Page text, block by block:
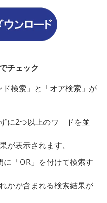
チェック
検索」と「オア検索」が
に2つ以上のワードを並
が表示されます。
「OR」を付けて検索す
かが含まれる検索結果が